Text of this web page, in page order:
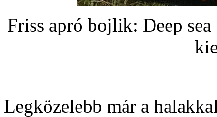
Friss apró bojlik: Deep
Legközelebb már a